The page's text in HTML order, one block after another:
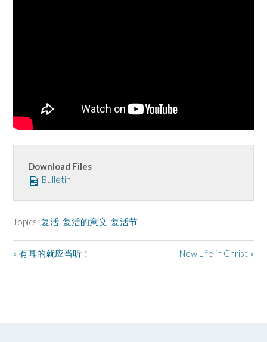
Download Files
Bulletin
Topics: 复活, 复活的意义, 复活节
« 有耳的就应当听！ New Life in Christ »